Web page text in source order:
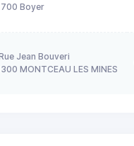
Boyer
Jean Bouveri
MONTCEAU LES MINES